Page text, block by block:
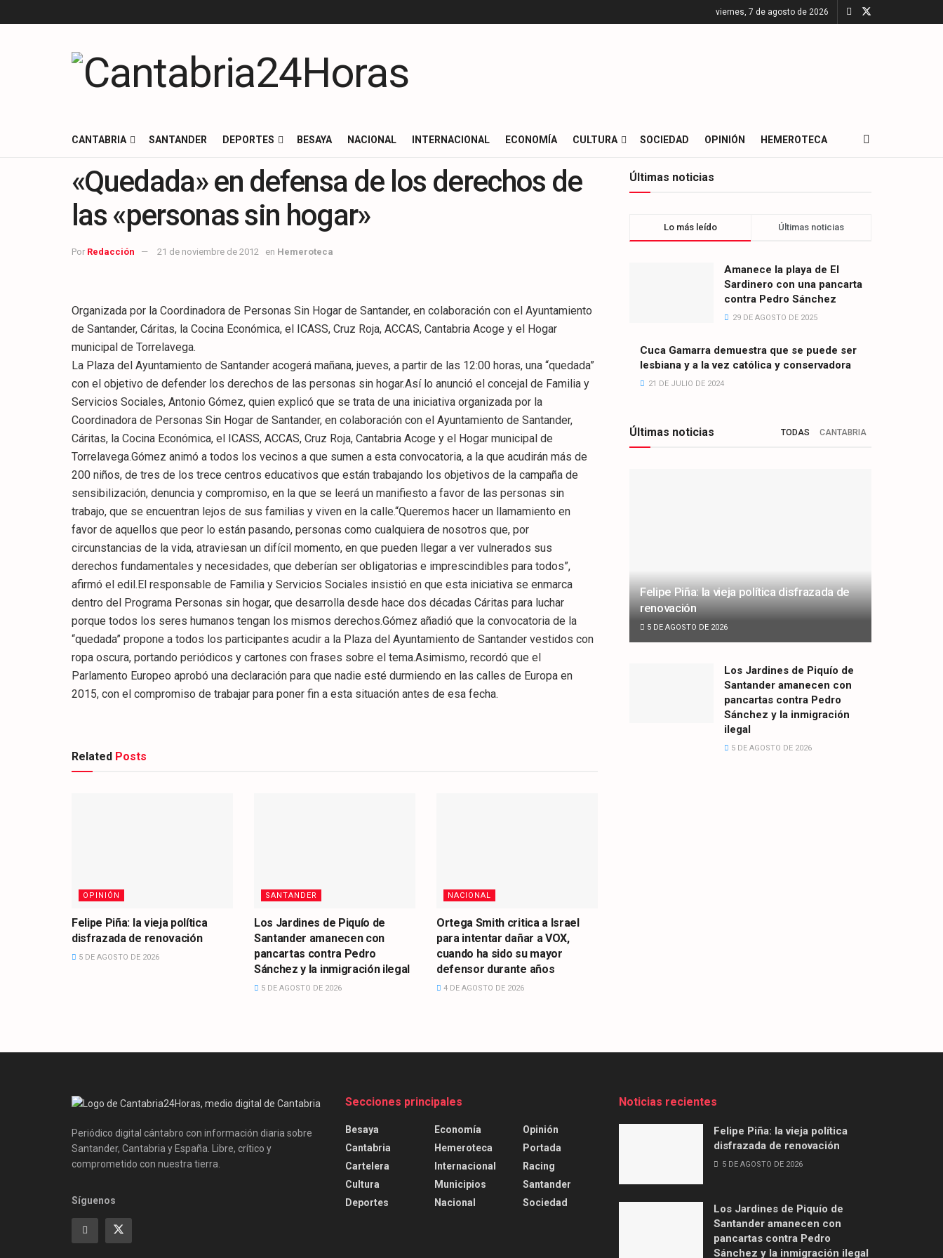
viernes, 7 de agosto de 2026
CANTABRIA SANTANDER DEPORTES BESAYA NACIONAL INTERNACIONAL ECONOMÍA CULTURA SOCIEDAD OPINIÓN HEMEROTECA
«Quedada» en defensa de los derechos de
las «personas sin hogar»
Por Redacción 21 de noviembre de 2012 en Hemeroteca
Organizada por la Coordinadora de Personas Sin Hogar de Santander, en colaboración con el Ayuntamiento
de Santander, Cáritas, la Cocina Económica, el ICASS, Cruz Roja, ACCAS, Cantabria Acoge y el Hogar
municipal de Torrelavega.
La Plaza del Ayuntamiento de Santander acogerá mañana, jueves, a partir de las 12:00 horas, una “quedada”
con el objetivo de defender los derechos de las personas sin hogar.Así lo anunció el concejal de Familia y
Servicios Sociales, Antonio Gómez, quien explicó que se trata de una iniciativa organizada por la
Coordinadora de Personas Sin Hogar de Santander, en colaboración con el Ayuntamiento de Santander,
Cáritas, la Cocina Económica, el ICASS, ACCAS, Cruz Roja, Cantabria Acoge y el Hogar municipal de
Torrelavega.Gómez animó a todos los vecinos a que sumen a esta convocatoria, a la que acudirán más de
200 niños, de tres de los trece centros educativos que están trabajando los objetivos de la campaña de
sensibilización, denuncia y compromiso, en la que se leerá un manifiesto a favor de las personas sin
trabajo, que se encuentran lejos de sus familias y viven en la calle.“Queremos hacer un llamamiento en
favor de aquellos que peor lo están pasando, personas como cualquiera de nosotros que, por
circunstancias de la vida, atraviesan un difícil momento, en que pueden llegar a ver vulnerados sus
derechos fundamentales y necesidades, que deberían ser obligatorias e imprescindibles para todos”,
afirmó el edil.El responsable de Familia y Servicios Sociales insistió en que esta iniciativa se enmarca
dentro del Programa Personas sin hogar, que desarrolla desde hace dos décadas Cáritas para luchar
porque todos los seres humanos tengan los mismos derechos.Gómez añadió que la convocatoria de la
“quedada” propone a todos los participantes acudir a la Plaza del Ayuntamiento de Santander vestidos con
ropa oscura, portando periódicos y cartones con frases sobre el tema.Asimismo, recordó que el
Parlamento Europeo aprobó una declaración para que nadie esté durmiendo en las calles de Europa en
2015, con el compromiso de trabajar para poner fin a esta situación antes de esa fecha.
Related Posts
OPINIÓN
Felipe Piña: la vieja política
disfrazada de renovación
5 DE AGOSTO DE 2026
SANTANDER
Los Jardines de Piquío de
Santander amanecen con
pancartas contra Pedro
Sánchez y la inmigración ilegal
5 DE AGOSTO DE 2026
NACIONAL
Ortega Smith critica a Israel
para intentar dañar a VOX,
cuando ha sido su mayor
defensor durante años
4 DE AGOSTO DE 2026
Últimas noticias
Lo más leído Últimas noticias
Amanece la playa de El
Sardinero con una pancarta
contra Pedro Sánchez
29 DE AGOSTO DE 2025
Cuca Gamarra demuestra que se puede ser
lesbiana y a la vez católica y conservadora
21 DE JULIO DE 2024
Últimas noticias TODAS CANTABRIA
Felipe Piña: la vieja política disfrazada de
renovación
5 DE AGOSTO DE 2026
Los Jardines de Piquío de
Santander amanecen con
pancartas contra Pedro
Sánchez y la inmigración
ilegal
5 DE AGOSTO DE 2026
Periódico digital cántabro con información diaria sobre
Santander, Cantabria y España. Libre, crítico y
comprometido con nuestra tierra.
Síguenos
Secciones principales
Besaya
Cantabria
Cartelera
Cultura
Deportes
Economía
Hemeroteca
Internacional
Municipios
Nacional
Opinión
Portada
Racing
Santander
Sociedad
Noticias recientes
Felipe Piña: la vieja política
disfrazada de renovación
5 DE AGOSTO DE 2026
Los Jardines de Piquío de
Santander amanecen con
pancartas contra Pedro
Sánchez y la inmigración ilegal